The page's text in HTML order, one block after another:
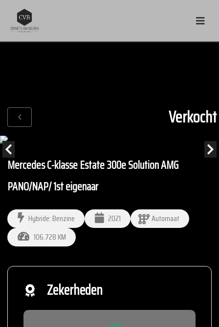
Verkocht
Mercedes C-klasse Estate 300e Solution AMG
PANO/NAP/ 1st eigenaar
Hybride: Benzine 2021
Automaat
106.728 KM
Zekerheden